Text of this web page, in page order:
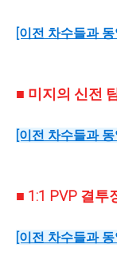
[이전 차수들과
■ 미지의 신전
[이전 차수들과
■ 1:1 PVP 결투
[이전 차수들과